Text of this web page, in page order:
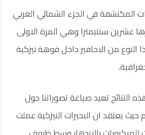
المكتشفة في الجزء الشمالي الغربي
عشرين سنتيمترا وهي المرة الاولى
النوع من الاحافير داخل فوهة نيزكية
النتائج تعيد صياغة تصوراتنا حول
يعتقد ان البحيرات النيزكية عملت